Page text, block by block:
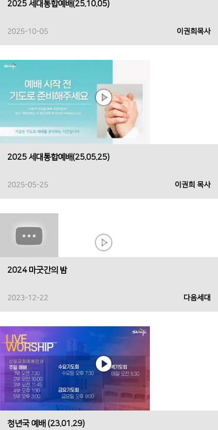
2025 세대통합예배(25.10.05)
2025-10-05 이권희목사
2025 세대통합예배(25.05.25)
2025-05-25 이권희 목사
2024 마굿간의 밤
2023-12-22 다음세대
청년국 예배 (23.01.29)